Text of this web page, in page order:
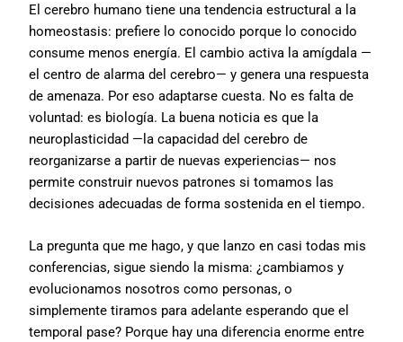
El cerebro humano tiene una tendencia estructural a la
homeostasis: prefiere lo conocido porque lo conocido
consume menos energía. El cambio activa la amígdala —
el centro de alarma del cerebro— y genera una respuesta
de amenaza. Por eso adaptarse cuesta. No es falta de
voluntad: es biología. La buena noticia es que la
neuroplasticidad —la capacidad del cerebro de
reorganizarse a partir de nuevas experiencias— nos
permite construir nuevos patrones si tomamos las
decisiones adecuadas de forma sostenida en el tiempo.
La pregunta que me hago, y que lanzo en casi todas mis
conferencias, sigue siendo la misma: ¿cambiamos y
evolucionamos nosotros como personas, o
simplemente tiramos para adelante esperando que el
temporal pase? Porque hay una diferencia enorme entre